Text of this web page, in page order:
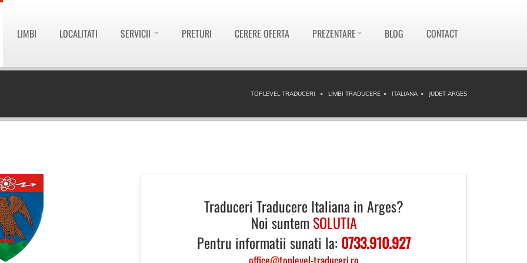
LIMBI LOCALITATI SERVICII PRETURI CERERE OFERTA PREZENTARE BLOG CONTACT
TOPLEVEL TRADUCERI LIMBI TRADUCERE ITALIANA JUDET ARGES
Traduceri Traducere Italiana in Arges?
Noi suntem SOLUTIA
Pentru informatii sunati la: 0733.910.927